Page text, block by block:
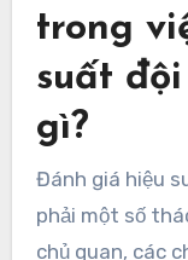
trong
suất
gì?
Đánh giá hiệu
phải một số
chủ quan, các